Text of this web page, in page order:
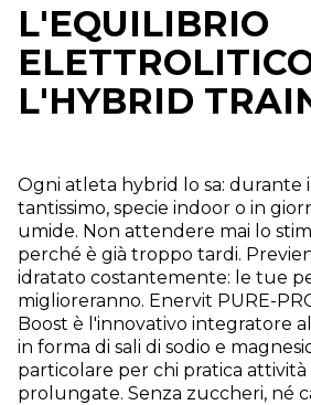
L'EQUILIBRIO
L'HYBRID
Ogni atleta hybrid lo sa: durante
tantissimo, specie indoor o in
umide. Non attendere mai lo
perché è già troppo tardi.
idratato costantemente: le tue
miglioreranno. Enervit PURE-
Boost è l'innovativo integratore
in forma di sali di sodio e
particolare per chi pratica attività
prolungate. Senza zuccheri, né